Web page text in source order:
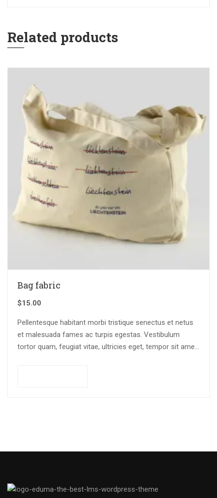
Related products
Bag fabric
$15.00
Pellentesque habitant morbi tristique senectus et netus
et malesuada fames ac turpis egestas. Vestibulum
tortor quam, feugiat vitae, ultricies eget, tempor sit amet,